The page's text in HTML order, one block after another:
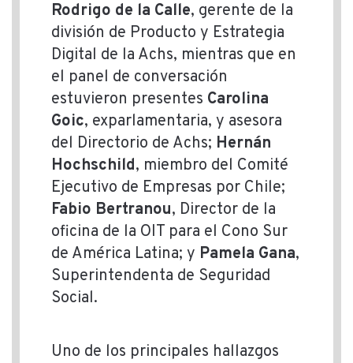
Rodrigo de la Calle, gerente de la
división de Producto y Estrategia
Digital de la Achs, mientras que en
el panel de conversación
estuvieron presentes Carolina
Goic, exparlamentaria, y asesora
del Directorio de Achs; Hernán
Hochschild, miembro del Comité
Ejecutivo de Empresas por Chile;
Fabio Bertranou, Director de la
oficina de la OIT para el Cono Sur
de América Latina; y Pamela Gana,
Superintendenta de Seguridad
Social.
Uno de los principales hallazgos